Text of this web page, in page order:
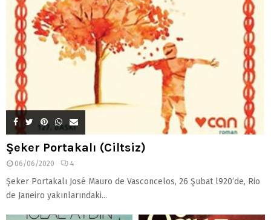
Şeker Portakalı (Ciltsiz)
06/06/2020 4
Şeker Portakalı José Mauro de Vasconcelos, 26 Şubat l920’de, Rio
de Janeiro yakınlarındaki...